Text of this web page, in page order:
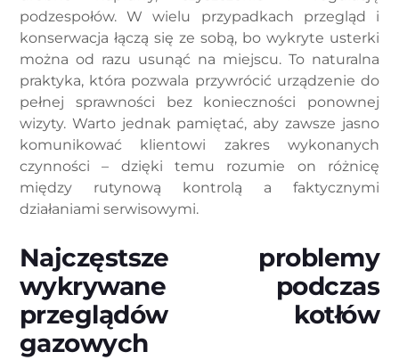
podzespołów. W wielu przypadkach przegląd i
konserwacja łączą się ze sobą, bo wykryte usterki
można od razu usunąć na miejscu. To naturalna
praktyka, która pozwala przywrócić urządzenie do
pełnej sprawności bez konieczności ponownej
wizyty. Warto jednak pamiętać, aby zawsze jasno
komunikować klientowi zakres wykonanych
czynności – dzięki temu rozumie on różnicę
między rutynową kontrolą a faktycznymi
działaniami serwisowymi.
Najczęstsze problemy
wykrywane podczas
przeglądów kotłów
gazowych